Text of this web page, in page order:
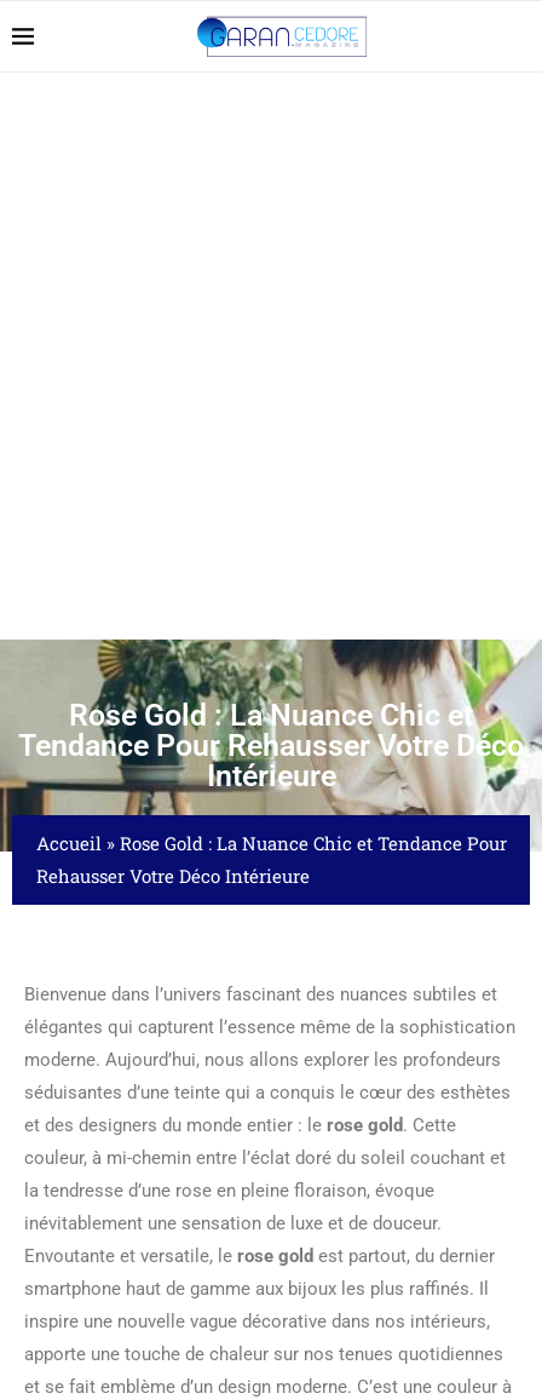
Rose Gold : La Nuance Chic et
Tendance Pour Rehausser Votre Déco
Intérieure
Accueil » Rose Gold : La Nuance Chic et Tendance Pour
Rehausser Votre Déco Intérieure
Bienvenue dans l’univers fascinant des nuances subtiles et
élégantes qui capturent l’essence même de la sophistication
moderne. Aujourd’hui, nous allons explorer les profondeurs
séduisantes d’une teinte qui a conquis le cœur des esthètes
et des designers du monde entier : le rose gold. Cette
couleur, à mi-chemin entre l’éclat doré du soleil couchant et
la tendresse d’une rose en pleine floraison, évoque
inévitablement une sensation de luxe et de douceur.
Envoutante et versatile, le rose gold est partout, du dernier
smartphone haut de gamme aux bijoux les plus raffinés. Il
inspire une nouvelle vague décorative dans nos intérieurs,
apporte une touche de chaleur sur nos tenues quotidiennes
et se fait emblème d’un design moderne. C’est une couleur à